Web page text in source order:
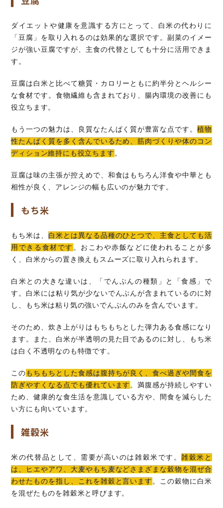
ダイエットや健康を意識する方にとって、白米の代わりに
「豆腐」を取り入れるのは効果的な選択です。副菜のイメー
ジが強い豆腐ですが、主食の代替としても十分に活用できま
す。
豆腐は白米と比べて糖質・カロリーともに約半分とヘルシー
な食材です。食物繊維も含まれており、腸内環境の改善にも
役立ちます。
もう一つの魅力は、良質なたんぱく質が豊富な点です。 植物
性たんぱく質を多く含んでいるため、筋肉づくりや体のコン
ディション維持にも役立ちます。
豆腐は味の主張が控えめで、和食はもちろん洋食や中華とも
相性が良く、アレンジの幅も広いのが魅力です。
もち米
もち米は、 白米とは異なる品種のひとつで、主食としても活
用できる食材です 。おこわや赤飯などに使われることが多
く、白米からの置き換えもスムーズに取り入れられます。
白米との大きな違いは、「でんぷんの種類」と「食感」で
す。白米には粘り気が少ないでんぷんが含まれているのに対
し、もち米は粘り気の強いでんぷんのみを含んでいます。
そのため、炊き上がりはもちもちとした弾力ある食感になり
ます。また、白米が半透明の見た目であるのに対し、もち米
は白く不透明なのも特徴です。
このもちもちとした食感は腹持ちが良く、食べ過ぎや間食を
防ぎやすくなる点でも優れています。満腹感が持続しやすい
ため、健康的な食生活を意識している方や、間食を減らした
い方にも向いています。
雑穀米
米の代替品として、需要が高いのは雑穀米です。雑穀米と
は、ヒエやアワ、大麦やもち麦などさまざまな穀物を混ぜ合
わせたものを指し、これを雑穀と言います。この穀物に白米
を混ぜたものを雑穀米と呼びます。